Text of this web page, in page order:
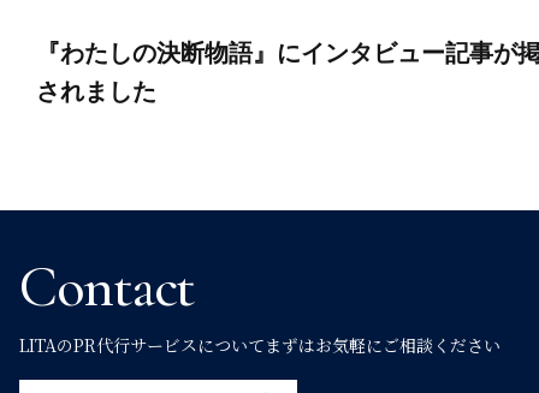
ゲ
シ
ョ
ン
『わたしの決断物語』にインタビュー記事が
されました
Contact
LITAのPR代行サービスについてまずはお気軽にご相談ください